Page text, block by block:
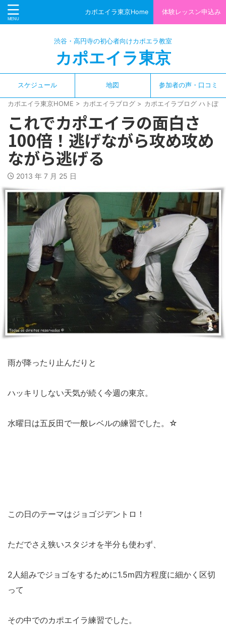
カポエイラ東京Home 体験レッスン申込み
渋谷・高円寺の初心者向けカポエラ教室
カポエイラ東京
スケジュール 地図 参加者の声・口コミ
カポエイラ東京HOME > カポエイラブログ > カポエイラブログ ハトぽ
これでカポエイラの面白さ
100倍！逃げながら攻め攻め
ながら逃げる
2013 年 7 月 25 日
雨が降ったり止んだりと
ハッキリしない天気が続く今週の東京。
水曜日は五反田で一般レベルの練習でした。☆
この日のテーマはジョゴジデントロ！
ただでさえ狭いスタジオを半分も使わず、
2人組みでジョゴをするために1.5m四方程度に細かく区切
って
その中でのカポエイラ練習でした。